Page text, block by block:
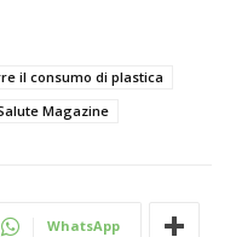
il consumo di plastica
Magazine
WhatsApp